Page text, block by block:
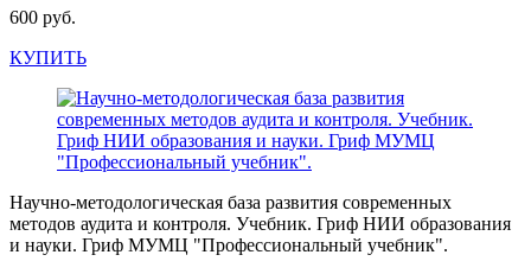
600 руб.
КУПИТЬ
Научно-методологическая база развития современных
методов аудита и контроля. Учебник. Гриф НИИ образования
и науки. Гриф МУМЦ "Профессиональный учебник".